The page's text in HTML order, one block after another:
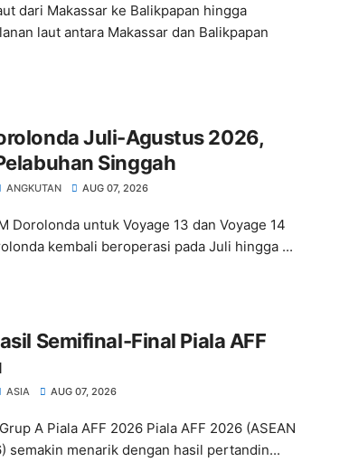
dari Makassar ke Balikpapan hingga
laut antara Makassar dan Balikpapan
Juli-Agustus 2026,
Singgah
ANGKUTAN AUG 07, 2026
Dorolonda untuk Voyage 13 dan Voyage 14
kembali beroperasi pada Juli hingga ...
Semifinal-Final Piala AFF
ASIA AUG 07, 2026
A Piala AFF 2026 Piala AFF 2026 (ASEAN
semakin menarik dengan hasil pertandin...